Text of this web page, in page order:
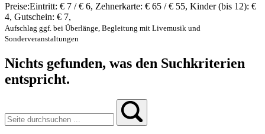
Preise:Eintritt: € 7 / € 6, Zehnerkarte: € 65 / € 55, Kinder (bis 12): €
4, Gutschein: € 7,
Aufschlag ggf. bei Überlänge, Begleitung mit Livemusik und
Sonderveranstaltungen
Nichts gefunden, was den Suchkriterien
entspricht.